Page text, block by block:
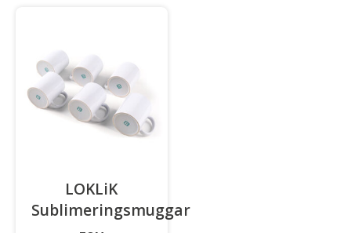
LOKLiK
Sublimeringsmuggar